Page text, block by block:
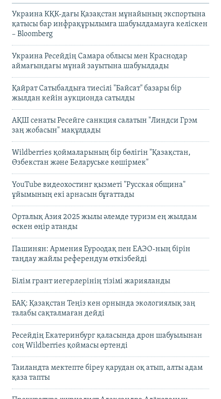
Украина КҚК-дағы Қазақстан мұнайының экспортына
қатысы бар инфрақұрылымға шабуылдамауға келіскен
– Bloomberg
Украина Ресейдің Самара облысы мен Краснодар
аймағындағы мұнай зауытына шабуылдады
Қайрат Сатыбалдыға тиесілі "Байсат" базары бір
жылдан кейін аукционда сатылды
АҚШ сенаты Ресейге санкция салатын "Линдси Грэм
заң жобасын" мақұлдады
Wildberries қоймаларының бір бөлігін "Қазақстан,
Өзбекстан және Беларуське көшірмек"
YouTube видеохостинг қызметі "Русская община"
ұйымының екі арнасын бұғаттады
Орталық Азия 2025 жылы әлемде туризм ең жылдам
өскен өңір атанды
Пашинян: Армения Еуроодақ пен ЕАЭО-ның бірін
таңдау жайлы референдум өткізбейді
Білім грант иегерлерінің тізімі жарияланды
БАҚ: Қазақстан Теңіз кен орнында экологиялық заң
талабы сақталмаған дейді
Ресейдің Екатеринбург қаласында дрон шабуылынан
соң Wildberries қоймасы өртенді
Таиландта мектепте біреу қарудан оқ атып, алты адам
қаза тапты